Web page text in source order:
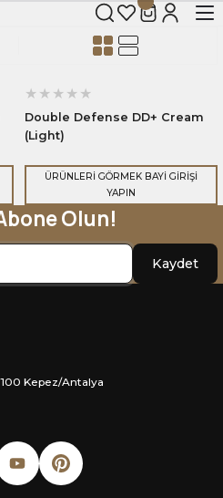
Double Defense DD+ Cream
(Light)
ÜRÜNLERİ GÖRMEK BAYİ GİRİŞİ
YAPIN
Olun!
Kaydet
Kepez/Antalya